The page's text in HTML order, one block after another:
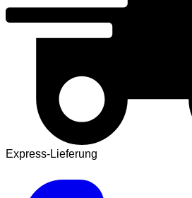
Express-Lieferung